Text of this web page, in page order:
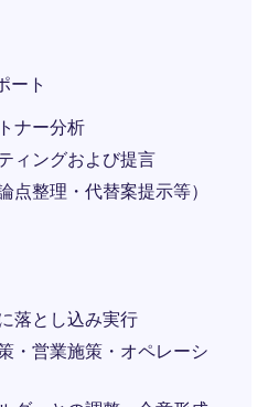
ート
ナー分析
ィングおよび提言
点整理・代替案提示等）
落とし込み実行
・営業施策・オペレーシ